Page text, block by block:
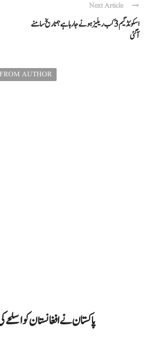
Next Article
اسکوئڈگیم 3 کب ریلیز ہونےجارہاہے؟ تاریخ سامنے
آگئی
AUTHOR
پاکستان نے افغانستان کو اسلحے